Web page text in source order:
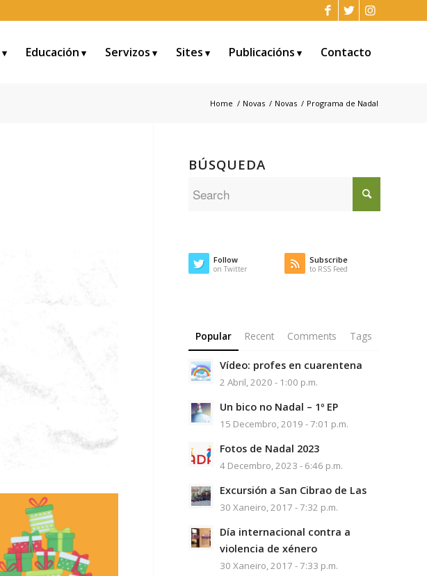
Educación Servizos Sites Publicacións Contacto
Home / Novas / Novas / Programa de Nadal
BÚSQUEDA
Follow
on Twitter
Subscribe
to RSS Feed
Popular Recent Comments Tags
Vídeo: profes en cuarentena
2 Abril, 2020 - 1:00 p.m.
Un bico no Nadal – 1º EP
15 Decembro, 2019 - 7:01 p.m.
Fotos de Nadal 2023
4 Decembro, 2023 - 6:46 p.m.
Excursión a San Cibrao de Las
30 Xaneiro, 2017 - 7:32 p.m.
Día internacional contra a
violencia de xénero
30 Xaneiro, 2017 - 7:33 p.m.